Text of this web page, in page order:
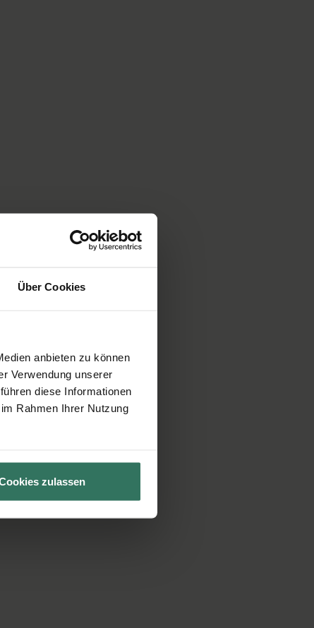
Über Cookies
anbieten zu können
Verwendung unserer
diese Informationen
Rahmen Ihrer Nutzung
zulassen